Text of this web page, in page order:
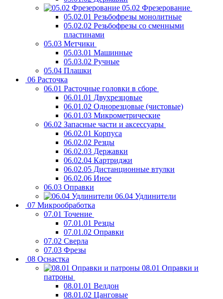
05.02 Фрезерование
05.02.01 Резьбофрезы монолитные
05.02.02 Резьбофрезы со сменными
пластинами
05.03 Метчики
05.03.01 Машинные
05.03.02 Ручные
05.04 Плашки
06 Расточка
06.01 Расточные головки в сборе
06.01.01 Двухрезцовые
06.01.02 Однорезцовые (чистовые)
06.01.03 Микрометрические
06.02 Запасные части и аксессуары
06.02.01 Корпуса
06.02.02 Резцы
06.02.03 Державки
06.02.04 Картриджи
06.02.05 Дистанционные втулки
06.02.06 Иное
06.03 Оправки
06.04 Удлинители
07 Микрообработка
07.01 Точение
07.01.01 Резцы
07.01.02 Оправки
07.02 Сверла
07.03 Фрезы
08 Оснастка
08.01 Оправки и
патроны
08.01.01 Велдон
08.01.02 Цанговые